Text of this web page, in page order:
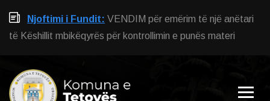
Njoftimi i Fundit: VENDIM për emërim të një anëtari
të Këshillit mbikëqyrës për kontrollimin e punës materi